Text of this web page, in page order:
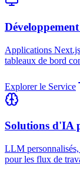
Applications
tableaux de bord
Explorer le Service
Solutions d'IA
LLM
pour les flux de